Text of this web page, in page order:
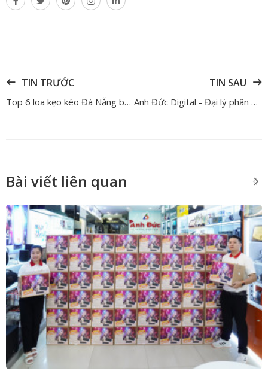
TIN TRƯỚC
Top 6 loa kẹo kéo Đà Nẵng bán chạy nhất hiện nay - Địa chỉ mua loa giá rẻ
TIN SAU
Anh Đức Digital - Đại lý phân phối thiết bị âm thanh Bose tại Đà Nẵng
Bài viết liên quan